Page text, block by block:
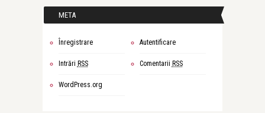
META
Înregistrare Autentificare
Intrări RSS Comentarii RSS
WordPress.org